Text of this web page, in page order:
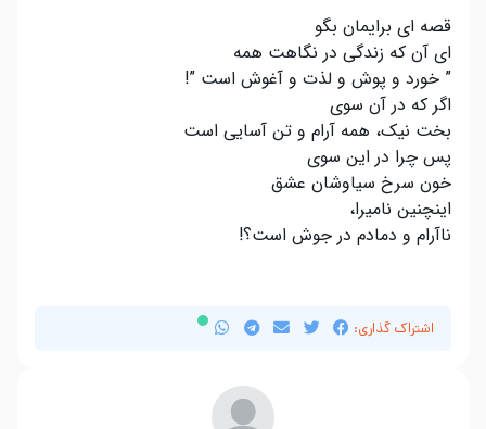
قصه ای برایمان بگو
ای آن که زندگی در نگاهت همه
” خورد و پوش و لذت و آغوش است ”!
اگر که در آن سوی
بخت نیک، همه آرام و تن آسایی است
پس چرا در این سوی
خون سرخ سیاوشان عشق
اینچنین نامیرا،
ناآرام و دمادم در جوش است؟!
اشتراک گذاری: